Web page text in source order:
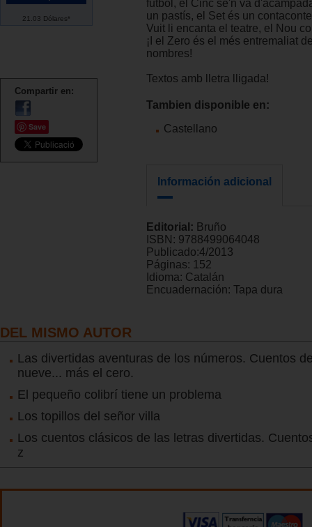
21.03 Dólares*
Compartir en:
Save
futbol, el Cinc se'n va
un pastís, el Set és un
Vuit li encanta el teatre, el Nou
¡I el Zero és el més entremaliat
nombres!
Textos amb lletra lligada!
Tambien disponible en:
Castellano
Información adicional
Editorial: Bruño
ISBN: 9788499064048
Publicado:4/2013
Páginas: 152
Idioma: Catalán
Encuadernación: Tapa dura
DEL MISMO AUTOR
Las divertidas aventuras de los números. Cuentos
nueve... más el cero.
El pequeño colibrí tiene un problema
Los topillos del señor villa
Los cuentos clásicos de las letras divertidas.
z